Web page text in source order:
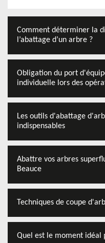
Comment déterminer la
l’abattage d’un arbre ?
Obligation du port
individuelle lors des
Les outils d'abattage
indispensables
Abattre vos arbres
Beauce
Techniques de coupe
Quel est le moment idéal